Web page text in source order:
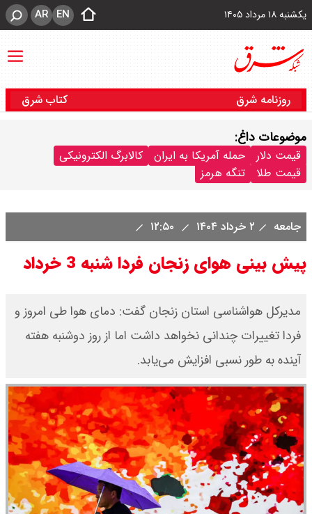
یکشنبه ۱۸ مرداد ۱۴۰۵ EN
AR
روزنامه شرق کتاب شرق
موضوعات داغ:
قیمت دلار حمله آمریکا به ایران
کالابرگ الکترونیکی
قیمت طلا
تنگه هرمز
جامعه ۲ خرداد ۱۴۰۴
پیش بینی هوای زنجان فردا شنبه 3 خرداد
مدیرکل هواشناسی استان زنجان گفت: دمای هوا طی امروز و
فردا تغییرات چندانی نخواهد داشت اما از روز دوشنبه هفته
آینده به طور نسبی افزایش می‌یابد.